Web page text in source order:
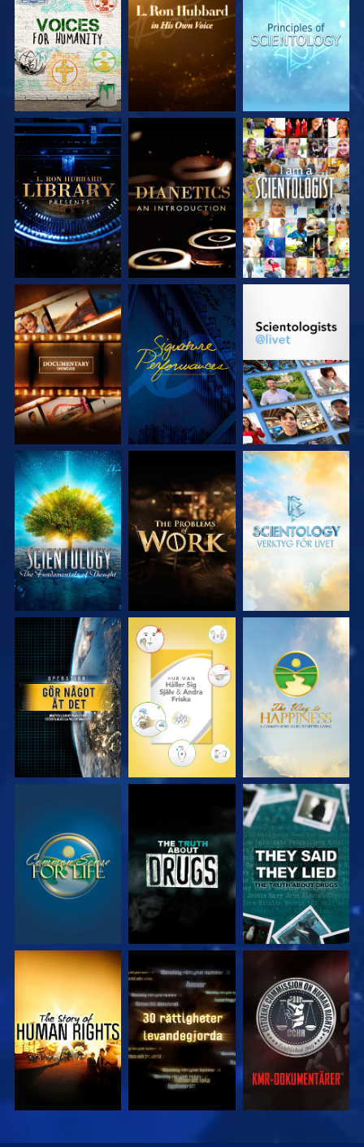
UTFORSKA
SERIEN
UTFORSKA
SERIEN
UTFORSKA
SERIEN
UTFORSKA
SERIEN
UTFORSKA
SERIEN
TITTA
UTFORSKA
SERIEN
TITTA
UTFORSKA
UTFORSKA
SERIEN
UTFORSKA
SERIEN
UTFORSKA
SERIEN
TITTA TITTA TITTA
TITTA TITTA TITTA
TITTA TITTA TITTA